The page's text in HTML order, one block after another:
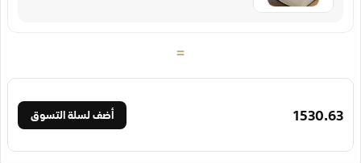
=
1530.63 أضف لسلة التسوق